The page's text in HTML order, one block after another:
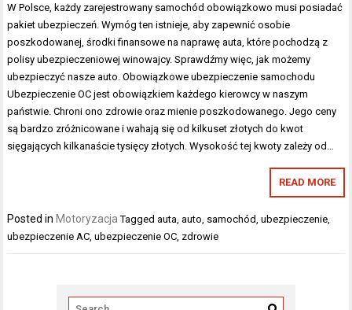
W Polsce, każdy zarejestrowany samochód obowiązkowo musi posiadać
pakiet ubezpieczeń. Wymóg ten istnieje, aby zapewnić osobie
poszkodowanej, środki finansowe na naprawę auta, które pochodzą z
polisy ubezpieczeniowej winowajcy. Sprawdźmy więc, jak możemy
ubezpieczyć nasze auto. Obowiązkowe ubezpieczenie samochodu
Ubezpieczenie OC jest obowiązkiem każdego kierowcy w naszym
państwie. Chroni ono zdrowie oraz mienie poszkodowanego. Jego ceny
są bardzo zróżnicowane i wahają się od kilkuset złotych do kwot
sięgających kilkanaście tysięcy złotych. Wysokość tej kwoty zależy od…
READ MORE
Posted in Motoryzacja Taggedauta ,auto samochód ,ubezpieczenie
ubezpieczenie AC ,ubezpieczenie OC zdrowie